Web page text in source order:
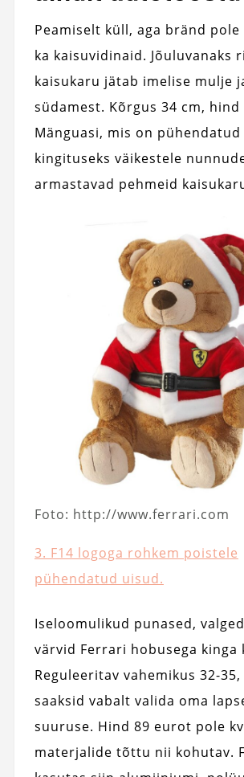
Peamiselt küll, aga bränd
ka kaisuvidinaid. Jõuluvanaks
kaisukaru jätab imelise mulje
südamest. Kõrgus 34 cm,
Mänguasi, mis on pühendatud
kingituseks väikestele
armastavad pehmeid
Foto: http://www.ferrari.com
3. F14 logoga rohkem poistele
pühendatud uisud.
Iseloomulikud punased,
värvid Ferrari hobusega kinga
Reguleeritav vahemikus 32-35,
saaksid vabalt valida oma
suuruse. Hind 89 eurot pole
materjalide tõttu nii kohutav.